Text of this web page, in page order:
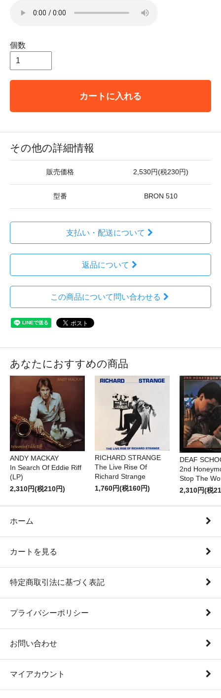
個数
カートに入れる
その他の詳細情報
販売価格 2,530円(税230円)
型番 BRON 510
支払い・配送について
返品について
この商品について問い合わせる
あなたにおすすめの商品
ANDY MACKAY
In Search Of Eddie Riff
(LP)
2,310円(税210円)
RICHARD STRANGE
The Live Rise Of
Richard Strange
1,760円(税160円)
DEAF
2nd
Stop The
2,310円(税
ホーム
カートを見る
特定商取引法に基づく表記
プライバシーポリシー
お問い合わせ
マイアカウント